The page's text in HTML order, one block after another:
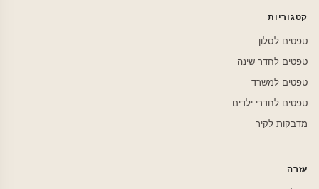
קטגוריות
טפטים לסלון
טפטים לחדר שינה
טפטים למשרד
טפטים לחדרי ילדים
מדבקות לקיר
עזרה